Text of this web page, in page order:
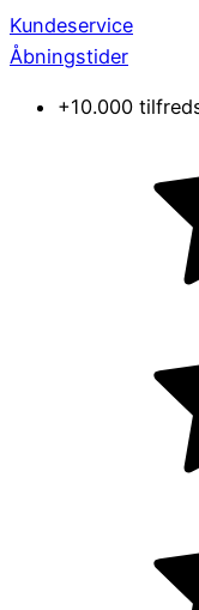
Kundeservice
Åbningstider
+10.000